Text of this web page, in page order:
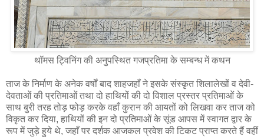
थॉमस ट्विनिंग की अनुपस्थित गजप्रतिमा के सम्‍बन्‍ध में कथन
ताज के निर्माण के अनेक वर्षों बाद शाहजहाँ ने इसके संस्कृत शिलालेखों व देवी-
देवताओं की प्रतिमाओं तथा दो हाथियों की दो विशाल प्रस्तर प्रतिमाओं के
साथ बुरी तरह तोड़ फोड़ करके वहाँ कुरान की आयतों को लिखवा कर ताज को
विकृत कर दिया, हाथियों की इन दो प्रतिमाओं के सूंड आपस में स्वागत द्वार के
रूप में जुड़े हुये थे, जहाँ पर दर्शक आजकल प्रवेश की टिकट प्राप्त करते हैं वहीं